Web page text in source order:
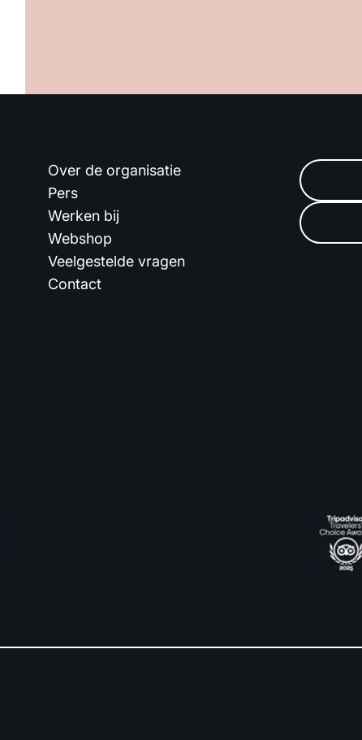
Over de organisatie
Pers
Werken bij
Webshop
Veelgestelde vragen
Contact